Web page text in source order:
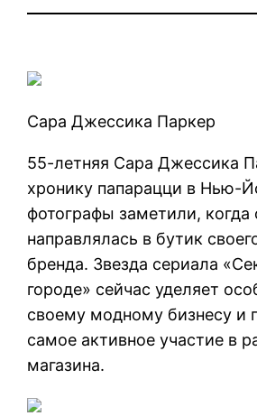
Сара Джессика Паркер
55-летняя Сара Джессика
хронику папарацци в Нью-
фотографы заметили, когда
направлялась в бутик
бренда. Звезда сериала
городе» сейчас уделяет
своему модному бизнесу и
самое активное участие в
магазина.